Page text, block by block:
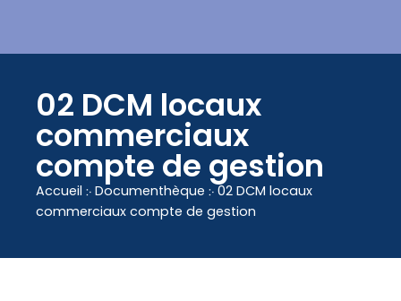
02 DCM locaux
commerciaux
compte de gestion
Accueil ჻ Documenthèque ჻ 02 DCM locaux
commerciaux compte de gestion